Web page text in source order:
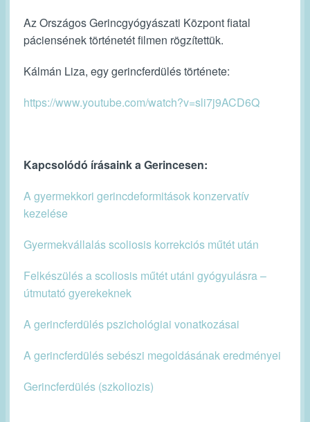
Az Országos Gerincgyógyászati Központ fiatal
páciensének történetét filmen rögzítettük.
Kálmán Liza, egy gerincferdülés története:
https://www.youtube.com/watch?v=sli7j9ACD6Q
Kapcsolódó írásaink a Gerincesen:
A gyermekkori gerincdeformitások konzervatív
kezelése
Gyermekvállalás scoliosis korrekciós műtét után
Felkészülés a scoliosis műtét utáni gyógyulásra –
útmutató gyerekeknek
A gerincferdülés pszichológiai vonatkozásai
A gerincferdülés sebészi megoldásának eredményei
Gerincferdülés (szkoliozis)